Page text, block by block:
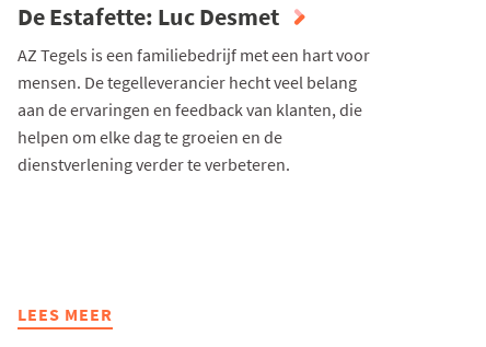
De Estafette: Luc Desmet
AZ Tegels is een familiebedrijf met een hart voor
mensen. De tegelleverancier hecht veel belang
aan de ervaringen en feedback van klanten, die
helpen om elke dag te groeien en de
dienstverlening verder te verbeteren.
LEES MEER
ABOUT